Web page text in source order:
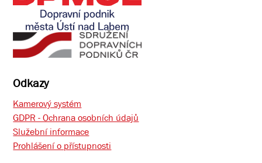
Odkazy
Kamerový systém
GDPR - Ochrana osobních údajů
Služební informace
Prohlášení o přístupnosti